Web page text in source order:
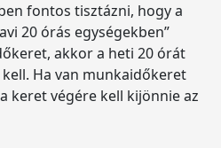
fontos tisztázni, hogy a
20 órás egységekben”
akkor a heti 20 órát
Ha van munkaidőkeret
keret végére kell kijönnie az